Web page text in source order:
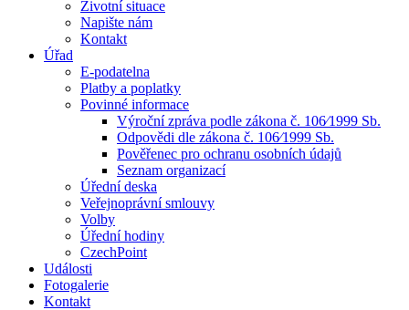
Životní situace
Napište nám
Kontakt
Úřad
E-podatelna
Platby a poplatky
Povinné informace
Výroční zpráva podle zákona č. 106⁄1999 Sb.
Odpovědi dle zákona č. 106⁄1999 Sb.
Pověřenec pro ochranu osobních údajů
Seznam organizací
Úřední deska
Veřejnoprávní smlouvy
Volby
Úřední hodiny
CzechPoint
Události
Fotogalerie
Kontakt